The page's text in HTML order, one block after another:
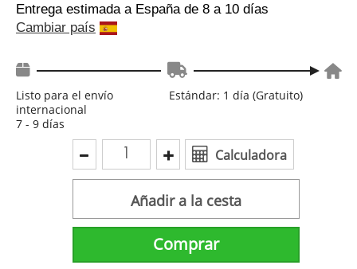
Entrega estimada a España de 8 a 10 días
Cambiar país
Listo para el envío
internacional
7 - 9 días
Estándar: 1 día (Gratuito)
Calculadora
Añadir a la cesta
Comprar